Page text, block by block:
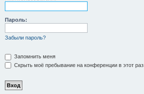
Пароль:
Забыли пароль?
Запомнить меня
Скрыть моё пребывание на конференции в этот раз